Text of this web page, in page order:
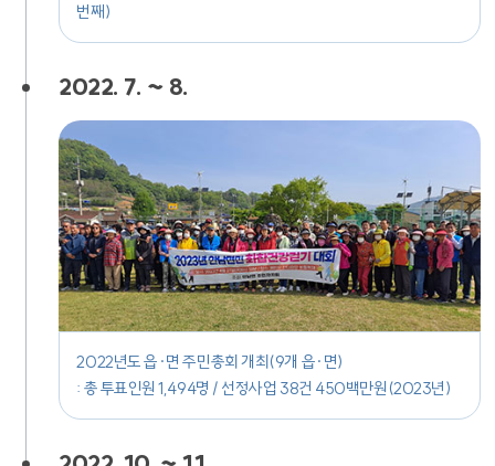
번째)
2022. 7. ~ 8.
2022년도 읍·면 주민총회 개최(9개 읍·면)
: 총 투표인원 1,494명 / 선정사업 38건 450백만원(2023년)